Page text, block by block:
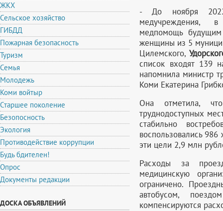
ЖКХ
Сельское хозяйство
ГИБДД
Пожарная безопасность
Туризм
Семья
Молодежь
Коми войтыр
Старшее поколение
Безопосность
Экология
Противодействие коррупции
Будь бдителен!
Опрос
Документы редакции
ДОСКА ОБЪЯВЛЕНИЙ
- До ноября 2022
медучреждения,
медпомощь
женщины из 5
Цилемского,
список входят 139
напомнила министр
Коми Екатерина
Она отметила,
труднодоступных
стабильно
воспользовались
эти цели 2,9 млн
Расходы за
медицинскую
ограничено.
автобусом,
компенсируются